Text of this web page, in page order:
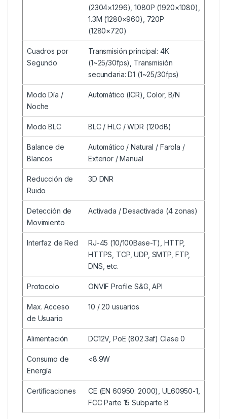
(2304×1296), 1080P (1920×1080),
1.3M (1280×960), 720P
(1280×720)
Cuadros por
Segundo
Transmisión principal: 4K
(1~25/30fps), Transmisión
secundaria: D1 (1~25/30fps)
Modo Día /
Noche
Automático (ICR), Color, B/N
Modo BLC BLC / HLC / WDR (120dB)
Balance de
Blancos
Automático / Natural / Farola /
Exterior / Manual
Reducción de
Ruido
3D DNR
Detección de
Movimiento
Activada / Desactivada (4 zonas)
Interfaz de Red
RJ-45 (10/100Base-T), HTTP,
HTTPS, TCP, UDP, SMTP, FTP,
DNS, etc.
Protocolo ONVIF Profile S&G, API
Max. Acceso
de Usuario
10 / 20 usuarios
Alimentación DC12V, PoE (802.3af) Clase 0
Consumo de
Energía
<8.9W
Certificaciones
CE (EN 60950: 2000), UL60950-1,
FCC Parte 15 Subparte B